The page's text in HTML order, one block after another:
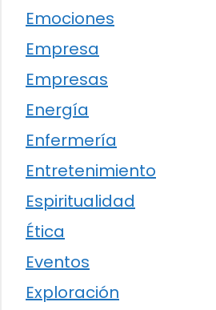
Emociones
Empresa
Empresas
Energía
Enfermería
Entretenimiento
Espiritualidad
Ética
Eventos
Exploración